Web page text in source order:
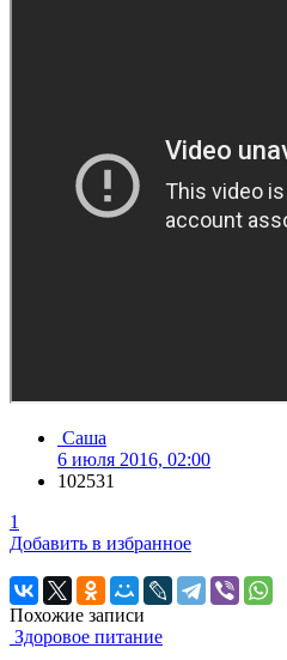
Саша
6 июля 2016, 02:00
102531
1
Добавить в избранное
Похожие записи
Здоровое питание